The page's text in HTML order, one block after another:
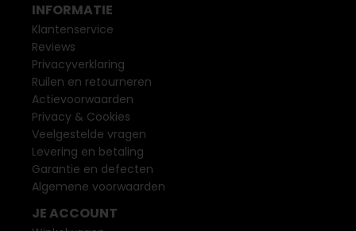
INFORMATIE
Klantenservice
Reviews
Privacyverklaring
Ruilen en retourneren
Actievoorwaarden
Privacy & Cookies
Veelgestelde vragen
Levering en betaling
Garantie en defecten
Algemene voorwaarden
JE ACCOUNT